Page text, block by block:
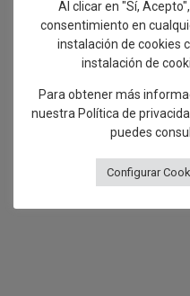
Al clicar en "Sí,
consentimiento en
instalación de cookies
instalación de
Para obtener más
nuestra Política de
puedes
Configurar